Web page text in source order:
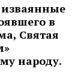
изваянные
в
Святая
народу.